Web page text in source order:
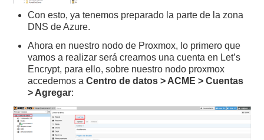
Con esto, ya tenemos preparado la parte de la zona
DNS de Azure.
Ahora en nuestro nodo de Proxmox, lo primero que
vamos a realizar será crearnos una cuenta en Let’s
Encrypt, para ello, sobre nuestro nodo proxmox
accedemos aCentro de datos > ACME > Cuentas
> Agregar: